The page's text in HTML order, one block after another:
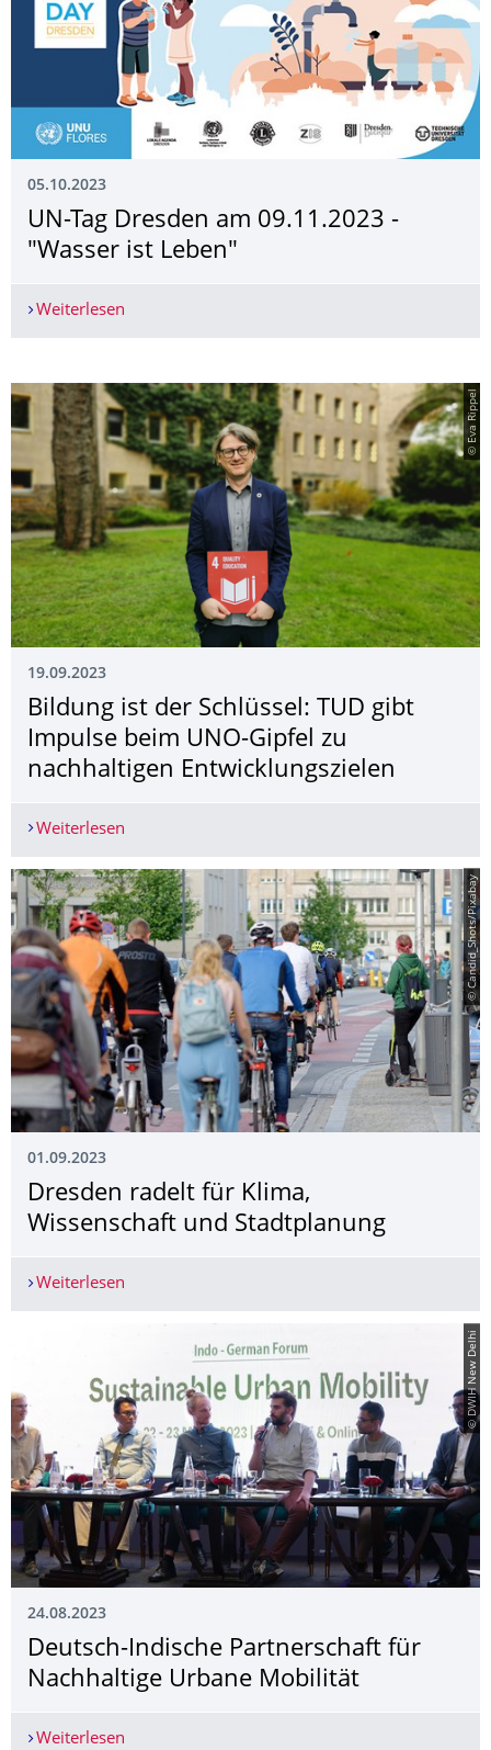
05.10.2023
UN-Tag Dresden am 09.11.2023 -
"Wasser ist Leben"
Weiterlesen
© Eva Rippel
19.09.2023
Bildung ist der Schlüssel: TUD gibt
Impulse beim UNO-Gipfel zu
nachhaltigen Entwicklungszielen
Weiterlesen
© Candid_Shots/Pixabay
01.09.2023
Dresden radelt für Klima,
Wissenschaft und Stadtplanung
Weiterlesen
© DWIH New Delhi
24.08.2023
Deutsch-Indische Partnerschaft für
Nachhaltige Urbane Mobilität
Weiterlesen